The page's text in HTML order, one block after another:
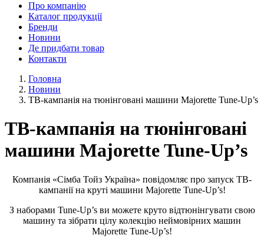
Про компанію
Каталог продукції
Бренди
Новини
Де придбати товар
Контакти
Головна
Новини
ТВ-кампанія на тюнінговані машини Majorette Tune-Up’s
ТВ-кампанія на тюнінговані
машини Majorette Tune-Up’s
Компанія «Сімба Тойз Україна» повідомляє про запуск ТВ-
кампанії на круті машини Majorette Tune-Up’s!
З наборами Tune-Up’s ви можете круто відтюнінгувати свою
машину та зібрати цілу колекцію неймовірних машин
Majorette Tune-Up’s!